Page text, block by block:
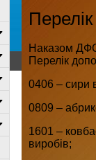
Наказом ДФС
Перелік
0406 – сири
0809 –
1601 –
виробів;